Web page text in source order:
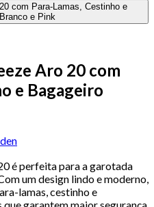
Aro 20 com
e Bagageiro
é perfeita para a garotada
um design lindo e moderno,
lamas, cestinho e